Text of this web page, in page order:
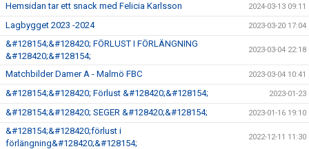
Hemsidan tar ett snack med Felicia Karlsson 2024-03-13 09:11
Lagbygget 2023 -2024 2023-03-20 17:04
&#128154;&#128420; FÖRLUST I FÖRLÄNGNING
&#128420;&#128154;
2023-03-04 22:18
Matchbilder Damer A - Malmö FBC 2023-03-04 10:41
&#128154;&#128420; Förlust &#128420;&#128154; 2023-01-23
&#128154;&#128420; SEGER &#128420;&#128154; 2023-01-16 19:10
&#128154;&#128420;förlust i
förlängning&#128420;&#128154;
2022-12-11 11:30